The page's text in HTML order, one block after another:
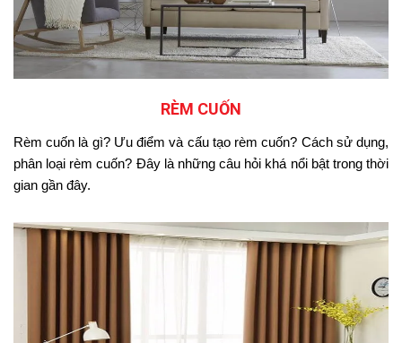
RÈM CUỐN
Rèm cuốn là gì? Ưu điểm và cấu tạo rèm cuốn? Cách sử dụng,
phân loại rèm cuốn? Đây là những câu hỏi khá nổi bật trong thời
gian gần đây.